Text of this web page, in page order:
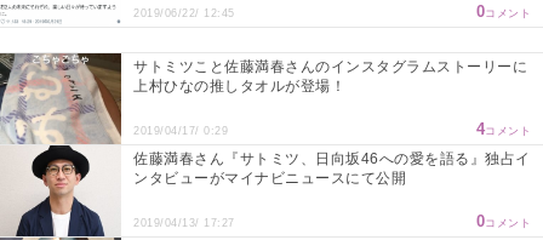
2019/06/22/ 12:45 0コメント
サトミツこと佐藤満春さんのインスタグラムストーリーに
上村ひなの推しタオルが登場！
2019/04/17/ 0:29 4コメント
佐藤満春さん『サトミツ、日向坂46への愛を語る』独占イ
ンタビューがマイナビニュースにて公開
2019/04/13/ 17:27 0コメント